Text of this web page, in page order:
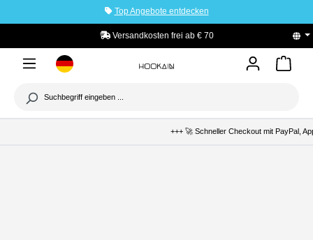
Top Angebote entdecken
Versandkosten frei ab € 70 PayPal
+++ 🚀 Schneller Checkout mit PayPal, Apple